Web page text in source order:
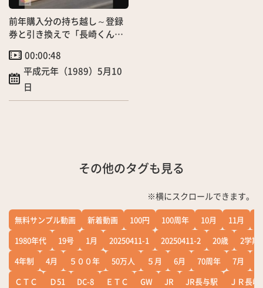
前年購入分の持ち越し～登録
券と引き換えで「長崎くんち
社00:00:48
平成元年（1989）5月10
日
その他のタグも見る
※横にスクロールできます。
無料サンプル動画 新着動画 100円 100周年 10月 11月
1980年代
19号 1月 20250411-1 20250411-2 20歳
2学期
4年制
4月 ５００年 50万人 ５月 6月 70周年 7月
ＣＴＣ
Ｄ51 DC-8 ＥＴＣ GW JR JR長与駅
ＪＲ長崎